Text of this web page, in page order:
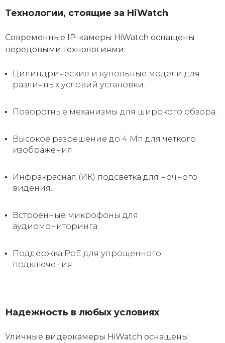
Технологии, стоящие за HiWatch
Современные IP-камеры HiWatch оснащены
передовыми технологиями:
Цилиндрические и купольные модели для
различных условий установки.
Поворотные механизмы для широкого обзора.
Высокое разрешение до 4 Мп для четкого
изображения.
Инфракрасная (ИК) подсветка для ночного
видения.
Встроенные микрофоны для
аудиомониторинга.
Поддержка PoE для упрощенного
подключения.
Надежность в любых условиях
Уличные видеокамеры HiWatch оснащены